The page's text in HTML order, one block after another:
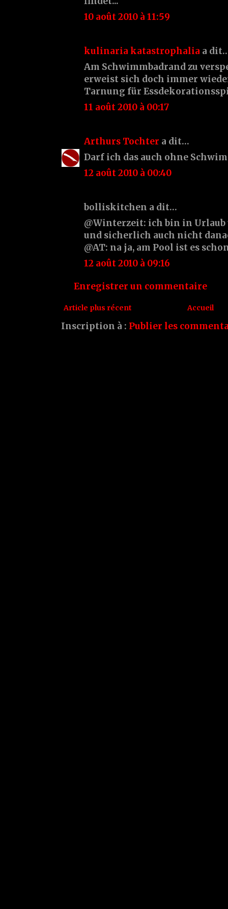
10 août 2010 à 11:59
kulinaria katastrophalia a
Am Schwimmbadrand zu
erweist sich doch immer
Tarnung für
11 août 2010 à 00:17
Arthurs Tochter a dit…
Darf ich das auch ohne
12 août 2010 à 00:40
bolliskitchen a dit…
@Winterzeit: ich bin in Urlaub
und sicherlich auch nicht
@AT: na ja, am Pool ist es
12 août 2010 à 09:16
Enregistrer un commentaire
Article plus récent Accueil
Inscription à : Publier les